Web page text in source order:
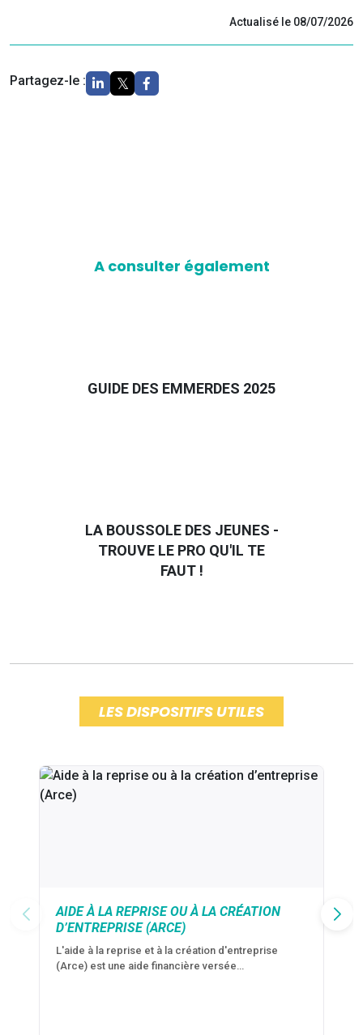
Actualisé le 08/07/2026
Partagez-le :
A consulter également
GUIDE DES EMMERDES 2025
LA BOUSSOLE DES JEUNES -
TROUVE LE PRO QU'IL TE
FAUT !
LES DISPOSITIFS UTILES
AIDE À LA REPRISE OU À LA CRÉATION
D’ENTREPRISE (ARCE)
L'aide à la reprise et à la création d'entreprise
(Arce) est une aide financière versée…